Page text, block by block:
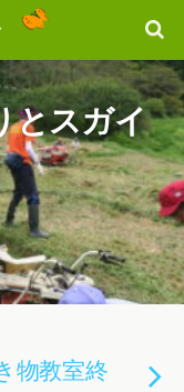
とスガイ
物教室終